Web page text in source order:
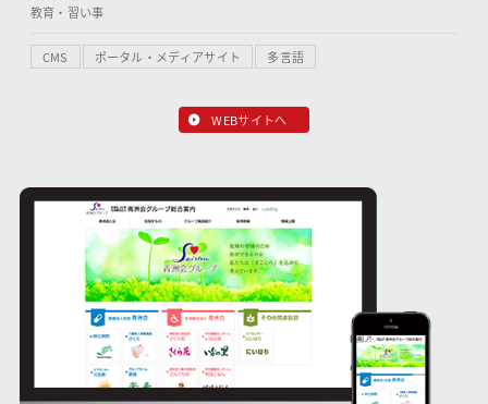
教育・習い事
CMS ポータル・メディアサイト 多言語
WEBサイトへ